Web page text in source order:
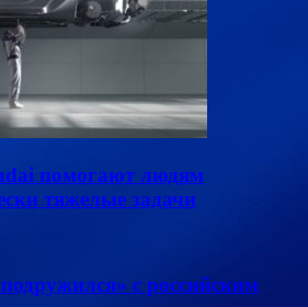
помогают людям
тяжелые задачи
с российским